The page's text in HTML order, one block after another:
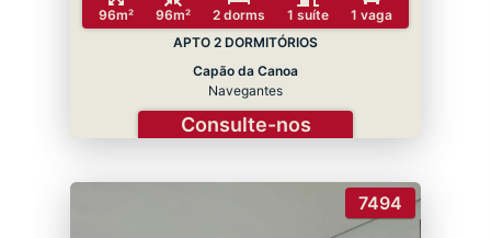
96m² 96m² 2 dorms 1 suíte
1 vaga
APTO 2 DORMITÓRIOS
Capão da Canoa
Navegantes
Consulte-nos
7494